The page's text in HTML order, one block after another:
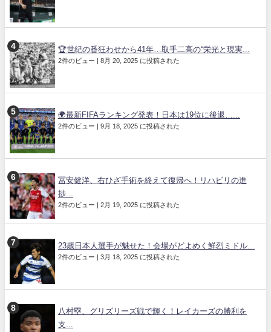
🏆世紀の番狂わせから41年…取手二高の“栄光と現実...
2件のビュー 8月 20, 2025 に投稿された
🌍最新FIFAランキング発表！日本は19位に後退…...
2件のビュー 9月 18, 2025 に投稿された
冨安健洋、右ひざ手術を終えて復帰へ！リハビリの進
捗...
2件のビュー 2月 19, 2025 に投稿された
23歳日本人選手が魅せた！会場がどよめく鮮烈ミドル...
2件のビュー 3月 18, 2025 に投稿された
八村塁、グリズリーズ戦で輝く！レイカーズの勝利を
支...